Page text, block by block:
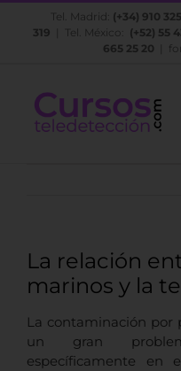
Saltar
Tel. Madrid: (+34) 910
319 | Tel. México: (+52) 55
665 25 20
La relación
marinos y la
La contaminación por
un gran
específicamente en